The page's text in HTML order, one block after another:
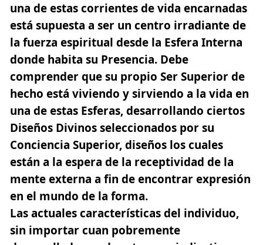
una de estas corrientes de vida encarnadas
está supuesta a ser un centro irradiante de
la fuerza espiritual desde la Esfera Interna
donde habita su Presencia. Debe
comprender que su propio Ser Superior de
hecho está viviendo y sirviendo a la vida en
una de estas Esferas, desarrollando ciertos
Diseños Divinos seleccionados por su
Conciencia Superior, diseños los cuales
están a la espera de la receptividad de la
mente externa a fin de encontrar expresión
en el mundo de la forma.
Las actuales características del individuo,
sin importar cuan pobremente